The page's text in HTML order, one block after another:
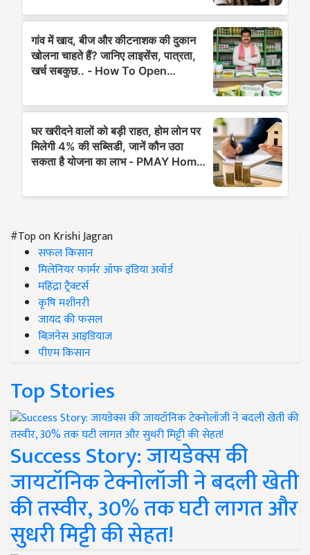
#Top on Krishi Jagran
सफल किसान
मिलेनियर फार्मर ऑफ इंडिया अवॉर्ड
महिंद्रा ट्रैक्टर्स
कृषि मशीनरी
जायद की फसल
बिज़नेस आइडियाज
पीएम किसान
Top Stories
Success Story: जायडेक्स की
जायटॉनिक टेक्नोलॉजी ने बदली खेती
की तस्वीर, 30% तक घटी लागत और
सुधरी मिट्टी की सेहत!